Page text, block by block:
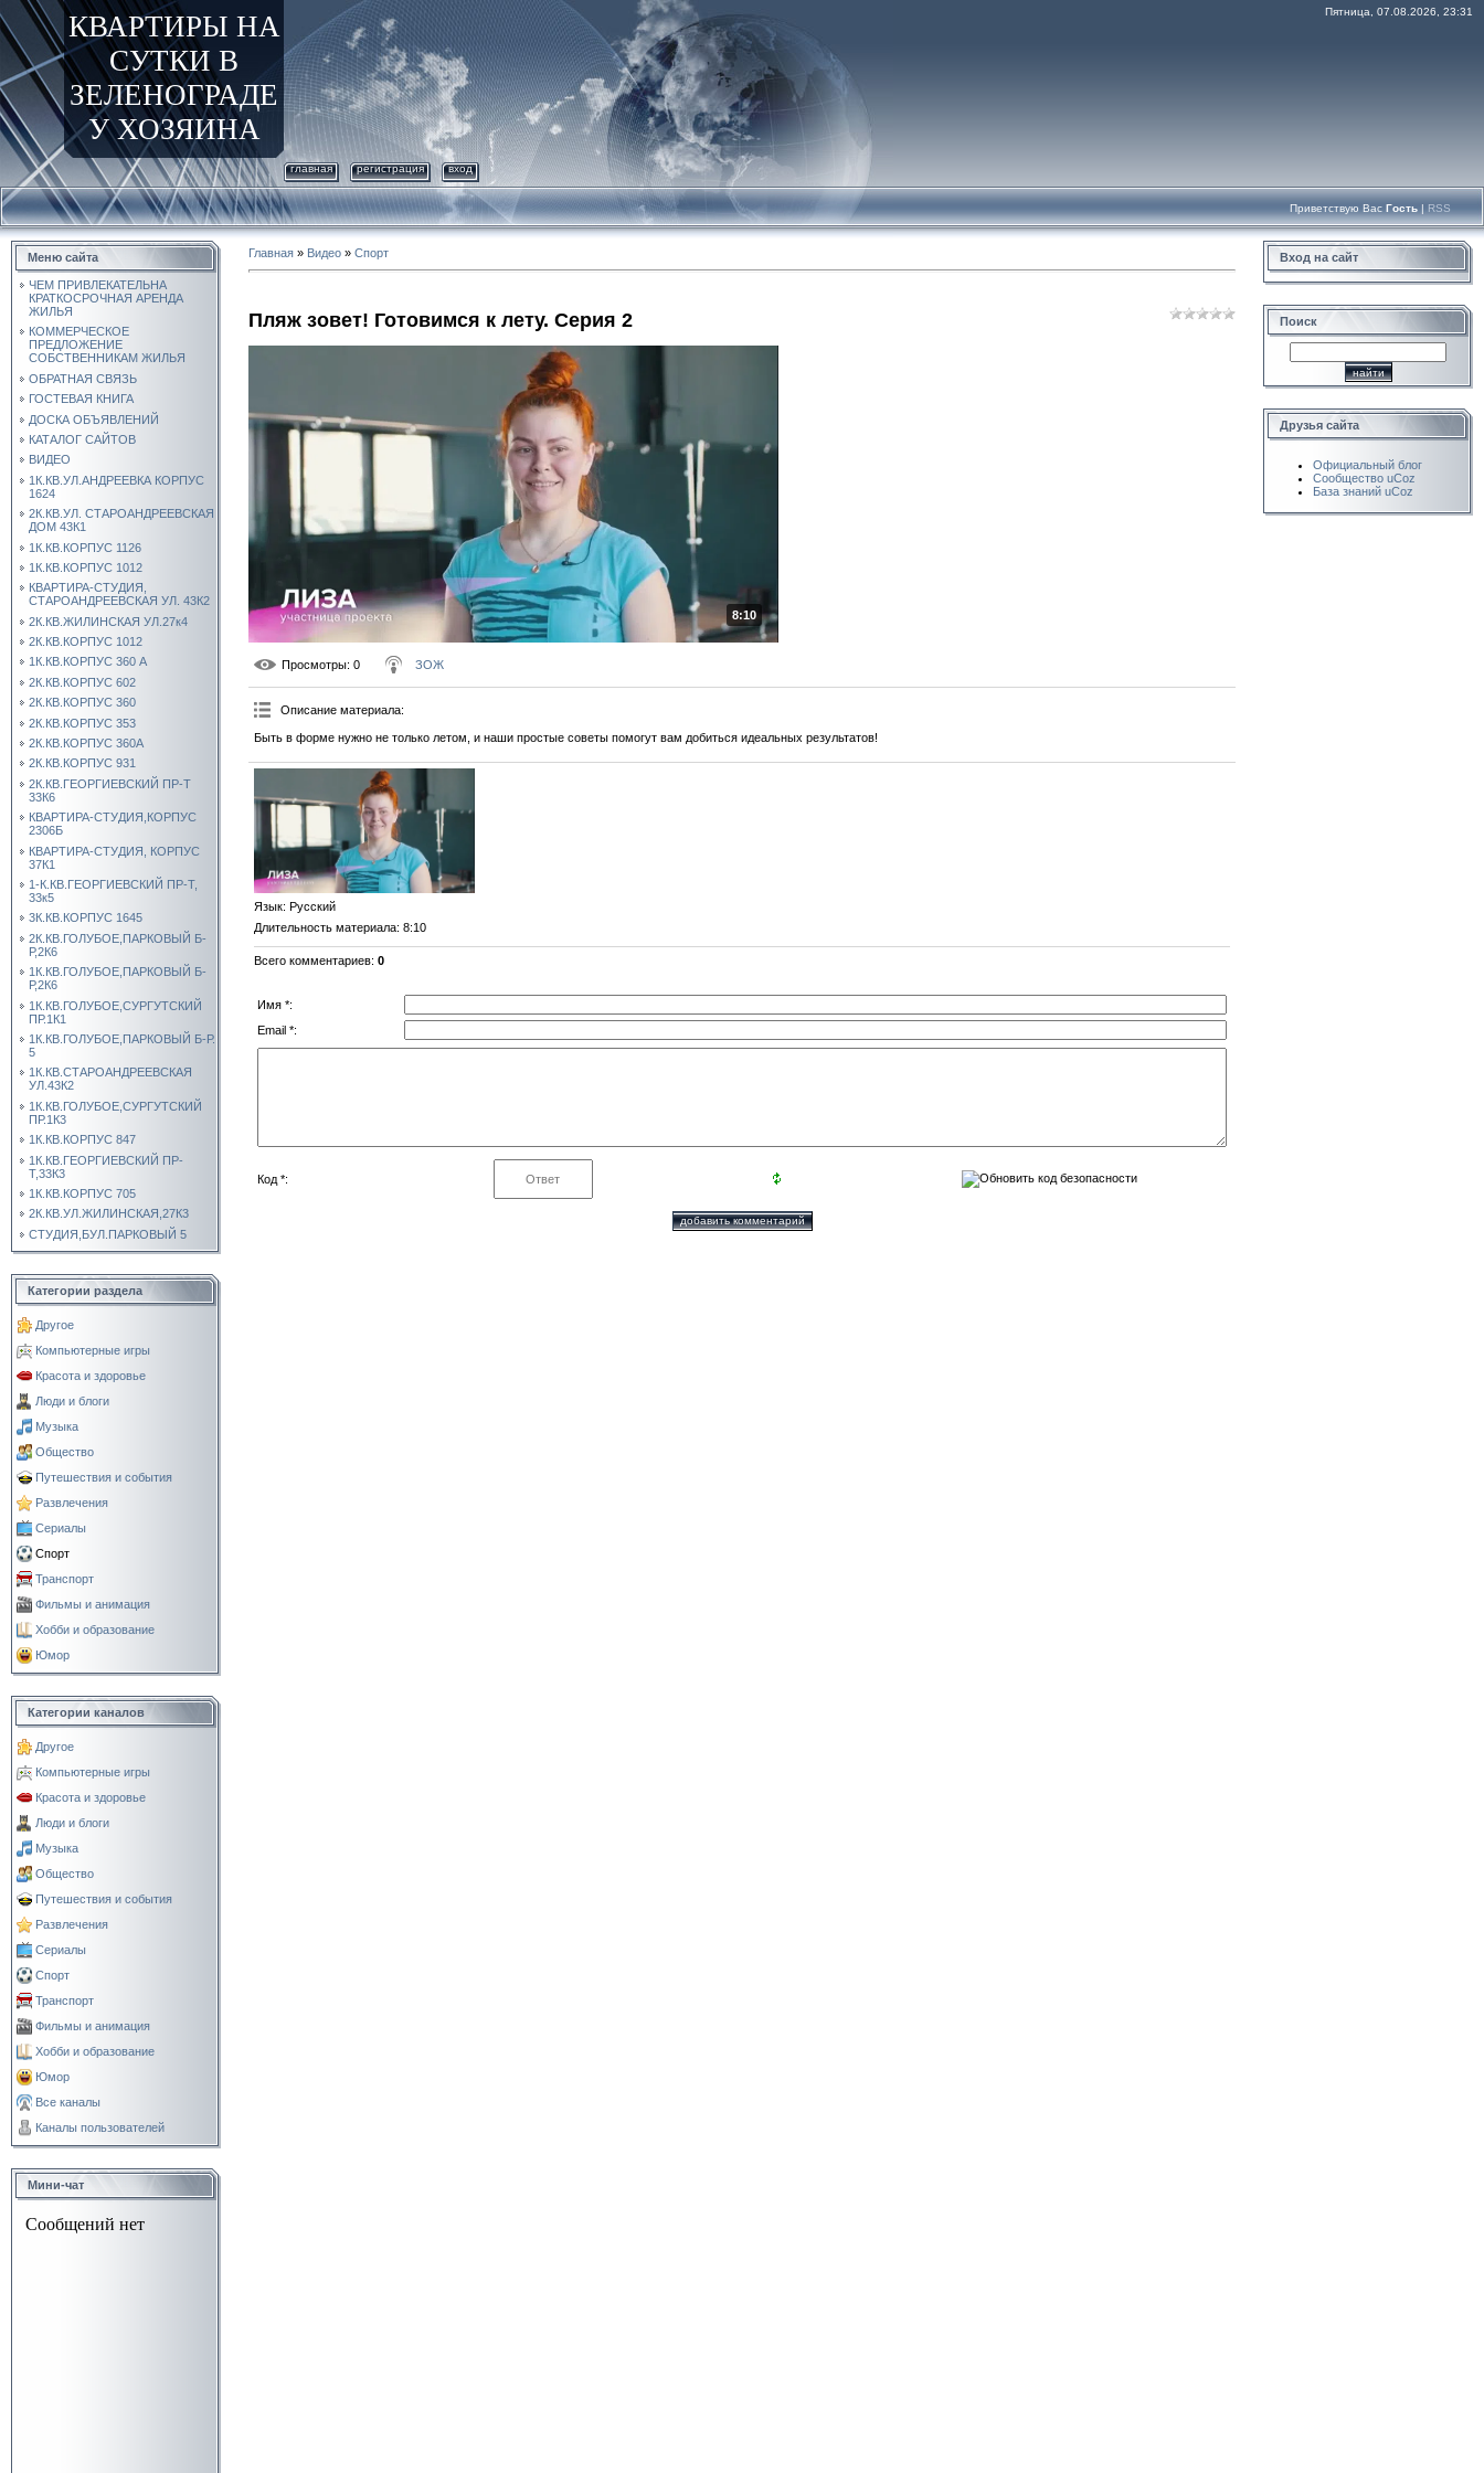
КВАРТИРЫ НА
СУТКИ В
ЗЕЛЕНОГРАДЕ
У ХОЗЯИНА
Пятница, 07.08.2026, 23:31
главная регистрация вход
Приветствую Вас Гость | RSS
Меню сайта
ЧЕМ ПРИВЛЕКАТЕЛЬНА
КРАТКОСРОЧНАЯ АРЕНДА
ЖИЛЬЯ
КОММЕРЧЕСКОЕ
ПРЕДЛОЖЕНИЕ
СОБСТВЕННИКАМ ЖИЛЬЯ
ОБРАТНАЯ СВЯЗЬ
ГОСТЕВАЯ КНИГА
ДОСКА ОБЪЯВЛЕНИЙ
КАТАЛОГ САЙТОВ
ВИДЕО
1К.КВ.УЛ.АНДРЕЕВКА КОРПУС
1624
2К.КВ.УЛ. СТАРОАНДРЕЕВСКАЯ
ДОМ 43К1
1К.КВ.КОРПУС 1126
1К.КВ.КОРПУС 1012
КВАРТИРА-СТУДИЯ,
СТАРОАНДРЕЕВСКАЯ УЛ. 43К2
2К.КВ.ЖИЛИНСКАЯ УЛ.27к4
2К.КВ.КОРПУС 1012
1К.КВ.КОРПУС 360 А
2К.КВ.КОРПУС 602
2К.КВ.КОРПУС 360
2К.КВ.КОРПУС 353
2К.КВ.КОРПУС 360А
2К.КВ.КОРПУС 931
2К.КВ.ГЕОРГИЕВСКИЙ ПР-Т
33К6
КВАРТИРА-СТУДИЯ,КОРПУС
2306Б
КВАРТИРА-СТУДИЯ, КОРПУС
37К1
1-К.КВ.ГЕОРГИЕВСКИЙ ПР-Т,
33к5
3К.КВ.КОРПУС 1645
2К.КВ.ГОЛУБОЕ,ПАРКОВЫЙ Б-
Р,2К6
1К.КВ.ГОЛУБОЕ,ПАРКОВЫЙ Б-
Р,2К6
1К.КВ.ГОЛУБОЕ,СУРГУТСКИЙ
ПР.1К1
1К.КВ.ГОЛУБОЕ,ПАРКОВЫЙ Б-Р.
5
1К.КВ.СТАРОАНДРЕЕВСКАЯ
УЛ.43К2
1К.КВ.ГОЛУБОЕ,СУРГУТСКИЙ
ПР.1К3
1К.КВ.КОРПУС 847
1К.КВ.ГЕОРГИЕВСКИЙ ПР-
Т,33К3
1К.КВ.КОРПУС 705
2К.КВ.УЛ.ЖИЛИНСКАЯ,27К3
СТУДИЯ,БУЛ.ПАРКОВЫЙ 5
Категории раздела
Другое
Компьютерные игры
Красота и здоровье
Люди и блоги
Музыка
Общество
Путешествия и события
Развлечения
Сериалы
Спорт
Транспорт
Фильмы и анимация
Хобби и образование
Юмор
Категории каналов
Другое
Компьютерные игры
Красота и здоровье
Люди и блоги
Музыка
Общество
Путешествия и события
Развлечения
Сериалы
Спорт
Транспорт
Фильмы и анимация
Хобби и образование
Юмор
Все каналы
Каналы пользователей
Мини-чат
Главная » Видео » Спорт
Пляж зовет! Готовимся к лету. Серия 2
8:10
Просмотры: 0 ЗОЖ
Описание материала:
Быть в форме нужно не только летом, и наши простые советы помогут вам добиться идеальных результатов!
Язык: Русский
Длительность материала: 8:10
Всего комментариев: 0
Имя *:
Email *:
Код *:
Вход на сайт
Поиск
Друзья сайта
Официальный блог
Сообщество uCoz
База знаний uCoz